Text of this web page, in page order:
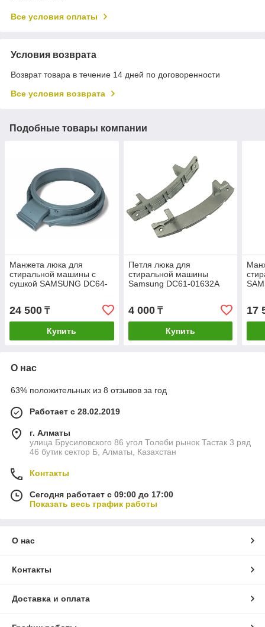
Все условия оплаты
Условия возврата
Возврат товара в течение 14 дней по договоренности
Все условия возврата
Подобные товары компании
Манжета люка для
стиральной машины с
сушкой SAMSUNG DC64-
24 500 ₸
Купить
Петля люка для
стиральной машины
Samsung DC61-01632A
4 000₸
Купить
17
О нас
63% положительных из 8 отзывов за год
Работает с 28.02.2019
г. Алматы
улица Брусиловского 86 угол Толеби рынок Тастак 3 ряд
46 бутик сектор Б, Алматы, Казахстан
Контакты
Сегодня работает с 09:00 до 17:00
Показать весь график работы
О нас
Контакты
Доставка и оплата